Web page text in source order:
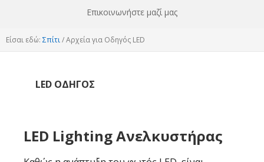
Επικοινωνήστε μαζί μας
Είσαι εδώ: Σπίτι/Αρχεία για Οδηγός LED
LED ΟΔΗΓΌΣ
LED Lighting Ανελκυστήρας